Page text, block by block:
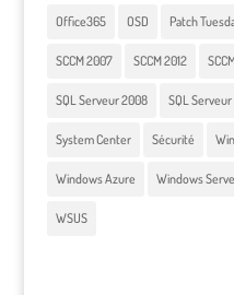
Office365 OSD Patch
SCCM 2007 SCCM 2012
SQL Serveur 2008 SQL Serveur
System Center Sécurité
Windows Azure Windows
WSUS